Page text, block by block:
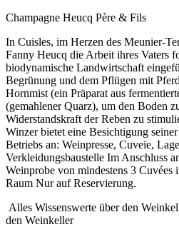
Champagne Heucq Père & Fils
In Cuisles, im Herzen des Meunier-
Fanny Heucq die Arbeit ihres Vaters
biodynamische Landwirtschaft
Begrünung und dem Pflügen mit
Hornmist (ein Präparat aus
(gemahlener Quarz), um den Boden
Widerstandskraft der Reben zu
Winzer bietet eine Besichtigung
Betriebs an: Weinpresse, Cuveie,
Verkleidungsbaustelle Im Anschluss
Weinprobe von mindestens 3 Cuvées
Raum Nur auf Reservierung.
Alles Wissenswerte über den
den Weinkeller